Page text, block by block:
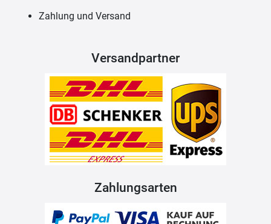
Zahlung und Versand
Versandpartner
Zahlungsarten